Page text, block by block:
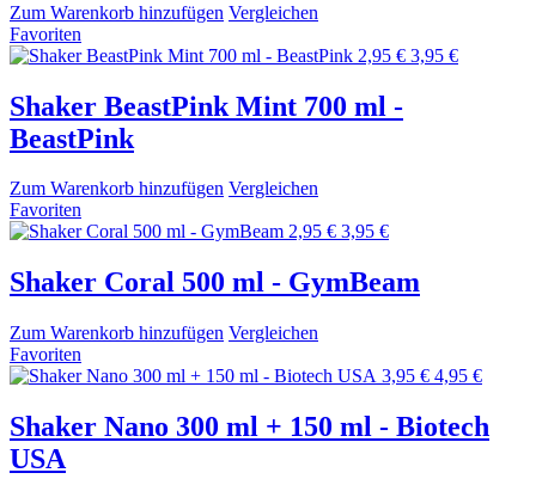
Zum Warenkorb hinzufügen Vergleichen
Favoriten
2,95 € 3,95 €
Shaker BeastPink Mint 700 ml -
BeastPink
Zum Warenkorb hinzufügen Vergleichen
Favoriten
2,95 € 3,95 €
Shaker Coral 500 ml - GymBeam
Zum Warenkorb hinzufügen Vergleichen
Favoriten
3,95 € 4,95 €
Shaker Nano 300 ml + 150 ml - Biotech
USA